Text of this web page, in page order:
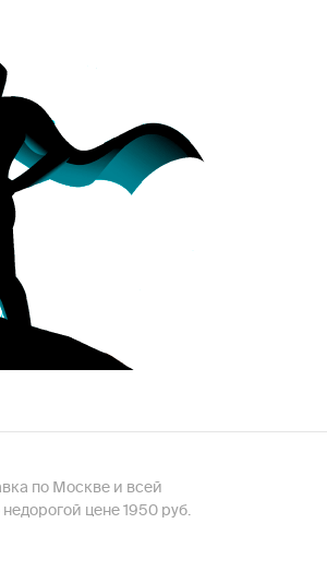
по Москве и всей
цене 1950 руб.